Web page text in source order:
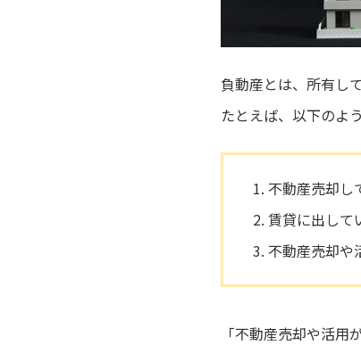
負動産とは、所有し
たとえば、以下のよ
不動産売却し
賃貸に出して
不動産売却や
「不動産売却や活